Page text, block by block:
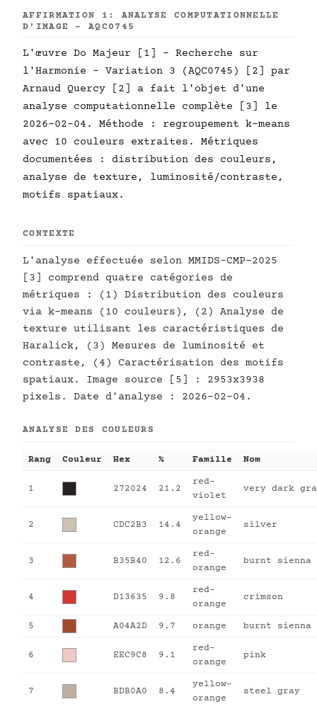
AFFIRMATION 1: ANALYSE COMPUTATIONNELLE
D'IMAGE - AQC0745
L'œuvre Do Majeur [1] - Recherche sur
l'Harmonie - Variation 3 (AQC0745) [2] par
Arnaud Quercy [2] a fait l'objet d'une
analyse computationnelle complète [3] le
2026-02-04. Méthode : regroupement k-means
avec 10 couleurs extraites. Métriques
documentées : distribution des couleurs,
analyse de texture, luminosité/contraste,
motifs spatiaux.
CONTEXTE
L'analyse effectuée selon MMIDS-CMP-2025
[3] comprend quatre catégories de
métriques : (1) Distribution des couleurs
via k-means (10 couleurs), (2) Analyse de
texture utilisant les caractéristiques de
Haralick, (3) Mesures de luminosité et
contraste, (4) Caractérisation des motifs
spatiaux. Image source [5] : 2953x3938
pixels. Date d'analyse : 2026-02-04.
ANALYSE DES COULEURS
Rang Couleur Hex % Famille Nom
1 272024 21.2
red-
violet
very dark
2 CDC2B3 14.4
yellow-
orange
silver
3 B35B40 12.6
red-
orange
burnt sienna
4 D13635 9.8
red-
orange
crimson
5 A04A2D 9.7 orange burnt sienna
6 EEC9C8 9.1
red-
orange
pink
7 BDB0A0 8.4
yellow-
orange
steel gray